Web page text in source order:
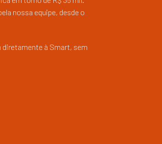
nossa equipe, desde o
diretamente à Smart, sem